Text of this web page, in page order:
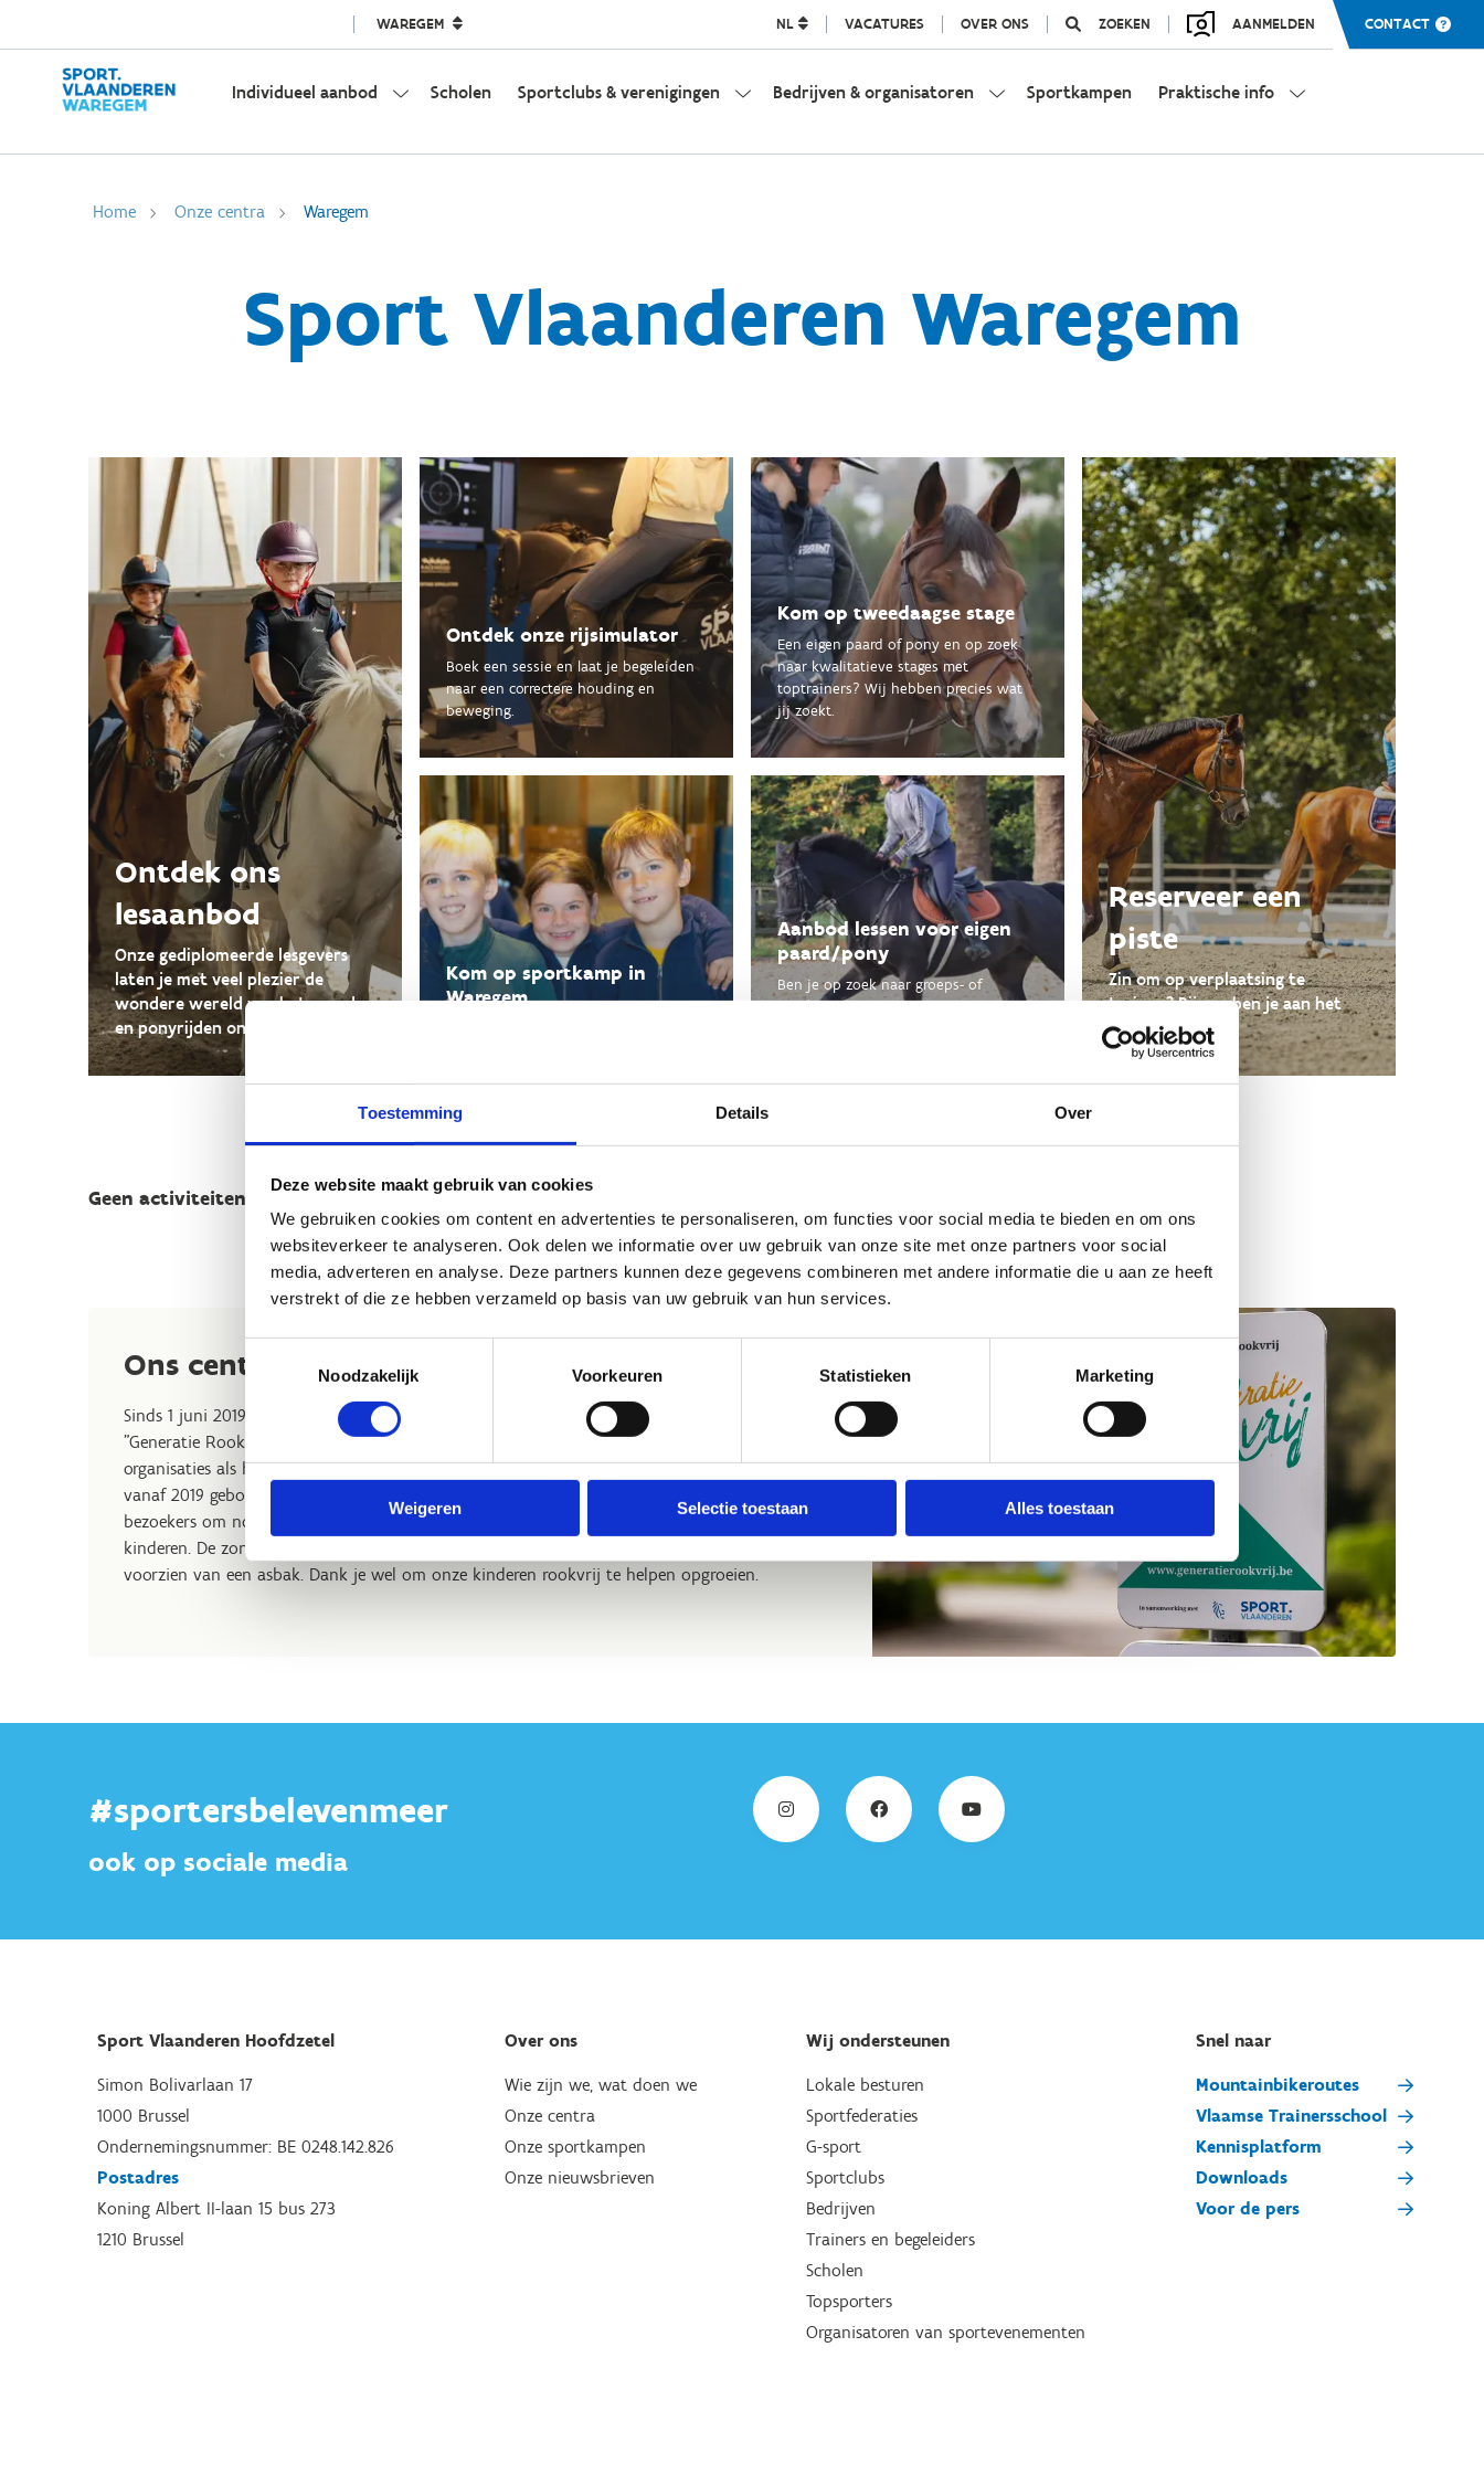
Toestemming Details Over
Deze website maakt gebruik van cookies
We gebruiken cookies om content en advertenties te personaliseren, om functies voor social media te bieden en om ons
websiteverkeer te analyseren. Ook delen we informatie over uw gebruik van onze site met onze partners voor social
media, adverteren en analyse. Deze partners kunnen deze gegevens combineren met andere informatie die u aan ze heeft
verstrekt of die ze hebben verzameld op basis van uw gebruik van hun services.
Noodzakelijk
Voorkeuren Statistieken Marketing
Weigeren Selectie toestaan Alles toestaan
WAREGEM NL VACATURES OVER ONS ZOEKEN AANMELDEN CONTACT
Individueel aanbod Scholen Sportclubs & verenigingen Bedrijven & organisatoren Sportkampen Praktische info
Home Onze centra Waregem
Sport Vlaanderen Waregem
Ontdek ons
lesaanbod
Onze gediplomeerde lesgevers
laten je met veel plezier de
wondere wereld van het paard-
en ponyrijden ontdekken.
Ontdek onze rijsimulator
Boek een sessie en laat je begeleiden
naar een correctere houding en
beweging.
Kom op sportkamp in
Waregem
Kom op tweedaagse stage
Een eigen paard of pony en op zoek
naar kwalitatieve stages met
toptrainers? Wij hebben precies wat
jij zoekt.
Aanbod lessen voor eigen
paard/pony
Ben je op zoek naar groeps- of
privélessen onder leiding van een
Reserveer een
piste
Zin om op verplaatsing te
trainen? Bij ons ben je aan het
goeie adres!
Geen activiteiten op de kalender.
Ons centrum is rookvrij
Sinds 1 juni 2019 sport iedereen bij ons rookvrij. Dat doen we in navolging van de campagne
"Generatie Rookvrij". Reeds begin 2018 engageerde Sport Vlaanderen zich, samen met
organisaties als het Vlaams Instituut Gezond Leven en Kom op tegen Kanker om kinderen die
vanaf 2019 geboren worden, een rookvrij leven te beloven. Vanaf 1 juni 2019 vragen we onze
bezoekers om nog enkel te roken in de aangeduide rookzones, onttrokken aan het zicht van
kinderen. De zones waar je wel mag roken zijn aangeduid met een blauw bordje en zijn
voorzien van een asbak. Dank je wel om onze kinderen rookvrij te helpen opgroeien.
#sportersbelevenmeer
ook op sociale media
Sport Vlaanderen Hoofdzetel
Simon Bolivarlaan 17
1000 Brussel
Ondernemingsnummer: BE 0248.142.826
Postadres
Koning Albert II-laan 15 bus 273
1210 Brussel
Over ons
Wie zijn we, wat doen we
Onze centra
Onze sportkampen
Onze nieuwsbrieven
Wij ondersteunen
Lokale besturen
Sportfederaties
G-sport
Sportclubs
Bedrijven
Trainers en begeleiders
Scholen
Topsporters
Organisatoren van sportevenementen
Snel naar
Mountainbikeroutes
Vlaamse Trainersschool
Kennisplatform
Downloads
Voor de pers